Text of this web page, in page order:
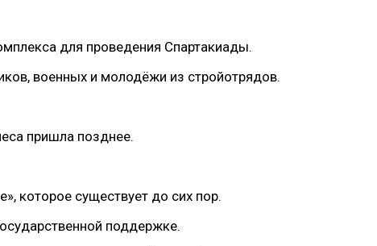
для проведения Спартакиады.
военных и молодёжи из стройотрядов.
пришла позднее.
которое существует до сих пор.
поддержке.